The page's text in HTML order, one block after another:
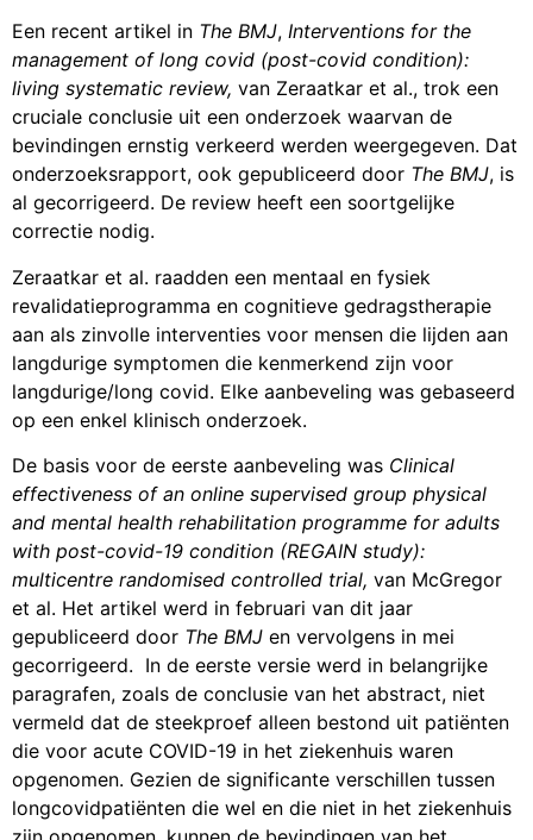
Een recent artikel in The BMJ, Interventions for the
management of long covid (post-covid condition):
living systematic review, van Zeraatkar et al., trok een
cruciale conclusie uit een onderzoek waarvan de
bevindingen ernstig verkeerd werden weergegeven. Dat
onderzoeksrapport, ook gepubliceerd door The BMJ, is
al gecorrigeerd. De review heeft een soortgelijke
correctie nodig.
Zeraatkar et al. raadden een mentaal en fysiek
revalidatieprogramma en cognitieve gedragstherapie
aan als zinvolle interventies voor mensen die lijden aan
langdurige symptomen die kenmerkend zijn voor
langdurige/long covid. Elke aanbeveling was gebaseerd
op een enkel klinisch onderzoek.
De basis voor de eerste aanbeveling was Clinical
effectiveness of an online supervised group physical
and mental health rehabilitation programme for adults
with post-covid-19 condition (REGAIN study):
multicentre randomised controlled trial, van McGregor
et al. Het artikel werd in februari van dit jaar
gepubliceerd door The BMJ en vervolgens in mei
gecorrigeerd. In de eerste versie werd in belangrijke
paragrafen, zoals de conclusie van het abstract, niet
vermeld dat de steekproef alleen bestond uit patiënten
die voor acute COVID-19 in het ziekenhuis waren
opgenomen. Gezien de significante verschillen tussen
longcovidpatiënten die wel en die niet in het ziekenhuis